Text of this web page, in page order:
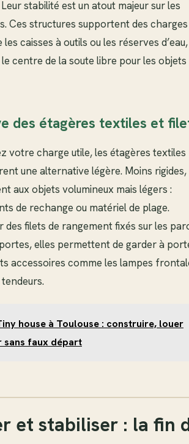
stabilité est un atout majeur sur les
Ces structures supportent des charges
caisses à outils ou les réserves d’eau,
centre de la soute libre pour les objets
des étagères textiles et
votre charge utile, les étagères textiles
une alternative légère. Moins rigides,
aux objets volumineux mais légers :
de rechange ou matériel de plage.
des filets de rangement fixés sur les
elles permettent de garder à
accessoires comme les lampes
house à Toulouse : construire, louer
sans faux départ
et stabiliser : la fin